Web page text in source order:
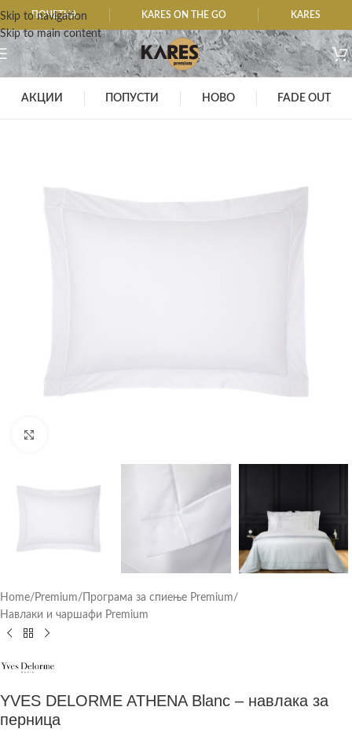
Skip to navigation
Skip to main content
ПОЧЕТНА KARES ON THE GO KARES
АКЦИИ ПОПУСТИ НОВО FADE OUT
Home/ Premium/ Програма за спиење Premium/
Навлаки и чаршафи Premium
YVES DELORME ATHENA Blanc – навлака за
перница